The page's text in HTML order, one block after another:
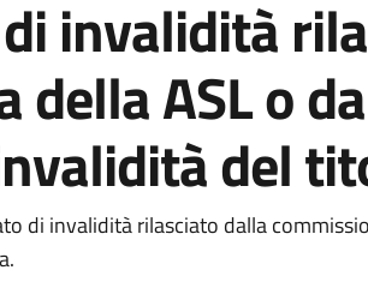
invalidità
della ASL o
del
di invalidità rilasciato dalla